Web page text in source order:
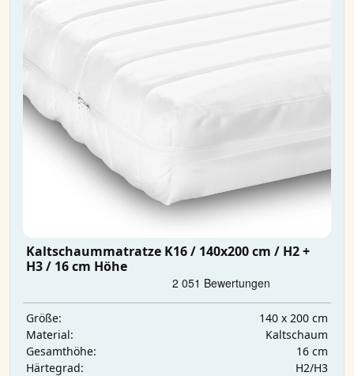
Kaltschaummatratze K16 / 140x200 cm / H2 +
H3 / 16 cm Höhe
Größe:
140 x 200 cm
Material:
Kaltschaum
Gesamthöhe:
16 cm
Härtegrad:
H2/H3